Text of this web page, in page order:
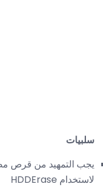
سلبيات
لاستخدام HDDErase